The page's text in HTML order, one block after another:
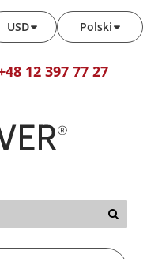
Polski
USD
12 397 77 27